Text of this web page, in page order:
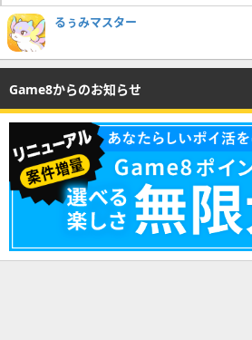
るぅみマスター
Game8からのお知らせ